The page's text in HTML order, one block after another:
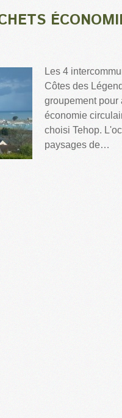
Les 4
Côtes des
groupement pour
économie
choisi Tehop.
paysages de…